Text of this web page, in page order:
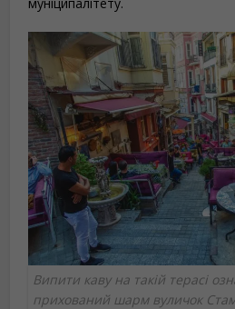
Випити каву на такій терасі
прихований шарм вуличок